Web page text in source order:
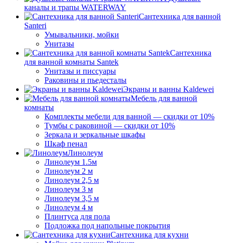
каналы и трапы WATERWAY
Сантехника для ванной
Santeri
Умывальники, мойки
Унитазы
Сантехника
для ванной комнаты Santek
Унитазы и писсуары
Раковины и пьедесталы
Экраны и ванны Kaldewei
Мебель для ванной
комнаты
Комплекты мебели для ванной — скидки от 10%
Тумбы с раковиной — скидки от 10%
Зеркала и зеркальные шкафы
Шкаф пенал
Линолеум
Линолеум 1.5м
Линолеум 2 м
Линолеум 2,5 м
Линолеум 3 м
Линолеум 3,5 м
Линолеум 4 м
Плинтуса для пола
Подложка под напольные покрытия
Сантехника для кухни